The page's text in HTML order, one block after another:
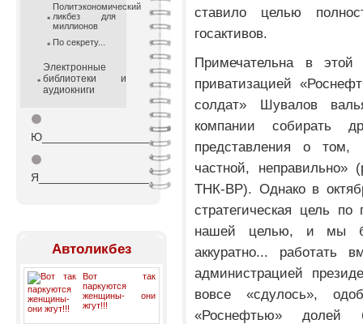
Политэкономический
ликбез для
миллионов
По секрету...
Электронные
библиотеки и
аудиокниги
⚫
Ю_________________
⚫
Я_________________
Автоликбез
Вот так
паркуются
женщины- они
жгут!!!
ставило целью
госактивов.
Примечательна в этой
приватизацией
солдат» Шувалов
компании собирать
представления о том,
частной,
ТНК-ВР). Однако в
стратегическая цель
нашей целью, и мы
аккуратно... работать
администрацией
вовсе «сдулось»,
«Роснефтью» долей